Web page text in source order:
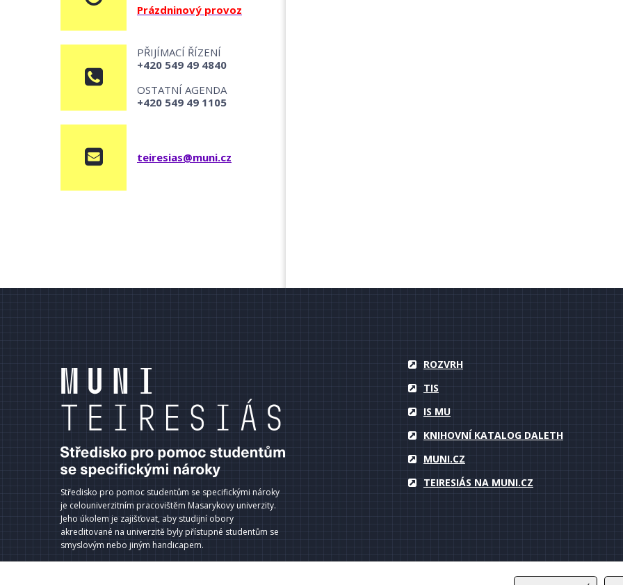
Prázdninový provoz
PŘIJÍMACÍ ŘÍZENÍ
+420 549 49 4840
OSTATNÍ AGENDA
+420 549 49 1105
teiresias@muni.cz
Středisko pro pomoc studentům se specifickými nároky
je celouniverzitním pracovištěm Masarykovy univerzity.
Jeho úkolem je zajišťovat, aby studijní obory
akreditované na univerzitě byly přístupné studentům se
smyslovým nebo jiným handicapem.
ROZVRH
TIS
IS MU
KNIHOVNÍ KATALOG DALETH
MUNI.CZ
TEIRESIÁS NA MUNI.CZ